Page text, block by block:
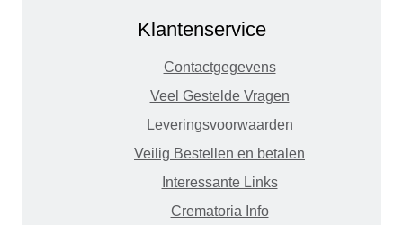
Klantenservice
Contactgegevens
Veel Gestelde Vragen
Leveringsvoorwaarden
Veilig Bestellen en betalen
Interessante Links
Crematoria Info